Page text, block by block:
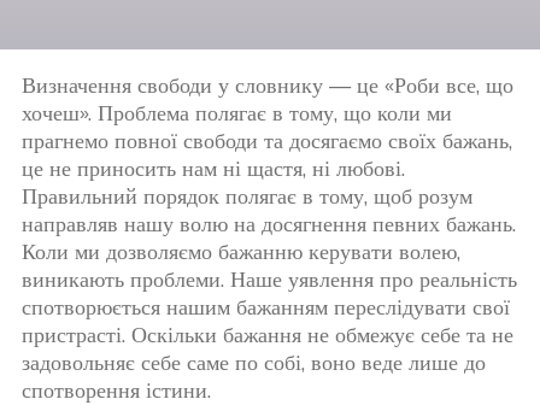
Визначення свободи у словнику — це «Роби все, що
хочеш». Проблема полягає в тому, що коли ми
прагнемо повної свободи та досягаємо своїх бажань,
це не приносить нам ні щастя, ні любові.
Правильний порядок полягає в тому, щоб розум
направляв нашу волю на досягнення певних бажань.
Коли ми дозволяємо бажанню керувати волею,
виникають проблеми. Наше уявлення про реальність
спотворюється нашим бажанням переслідувати свої
пристрасті. Оскільки бажання не обмежує себе та не
задовольняє себе саме по собі, воно веде лише до
спотворення істини.